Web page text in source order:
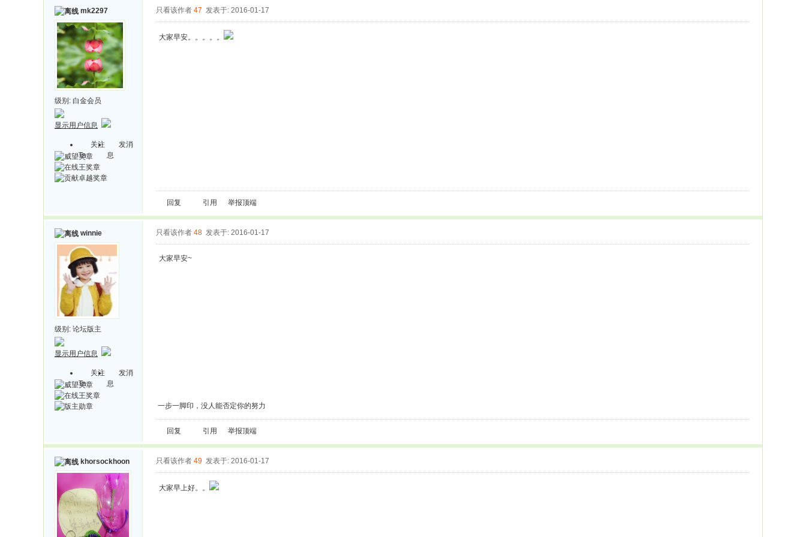
mk2297
级别: 白金会员
显示用户信息
关注
Ta
发消
息
只看该作者 47 发表于: 2016-01-17
大家早安。。。。。
回复 引用 举报顶端
winnie
级别: 论坛版主
显示用户信息
关注
Ta
发消
息
只看该作者 48 发表于: 2016-01-17
大家早安~
一步一脚印，没人能否定你的努力
回复 引用 举报顶端
khorsockhoon 只看该作者 49 发表于: 2016-01-17
大家早上好。。